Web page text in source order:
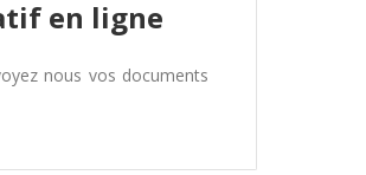
en ligne
nous vos documents